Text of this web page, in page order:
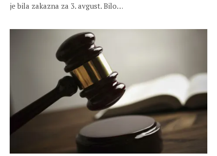
je bila zakazna za 3. avgust. Bilo…